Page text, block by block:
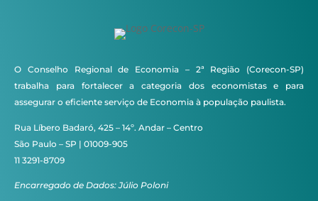
O Conselho Regional de Economia – 2ª Região (Corecon-SP)
trabalha para fortalecer a categoria dos economistas e para
assegurar o eficiente serviço de Economia à população paulista.
Rua Líbero Badaró, 425 – 14º. Andar – Centro
São Paulo – SP | 01009-905
11 3291-8709
Encarregado de Dados: Júlio Poloni